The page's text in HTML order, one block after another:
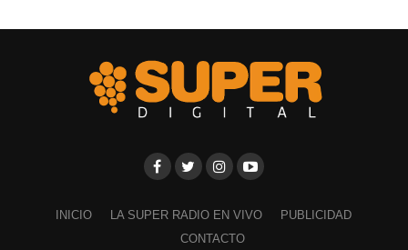
INICIO LA SUPER RADIO EN VIVO
PUBLICIDAD
CONTACTO